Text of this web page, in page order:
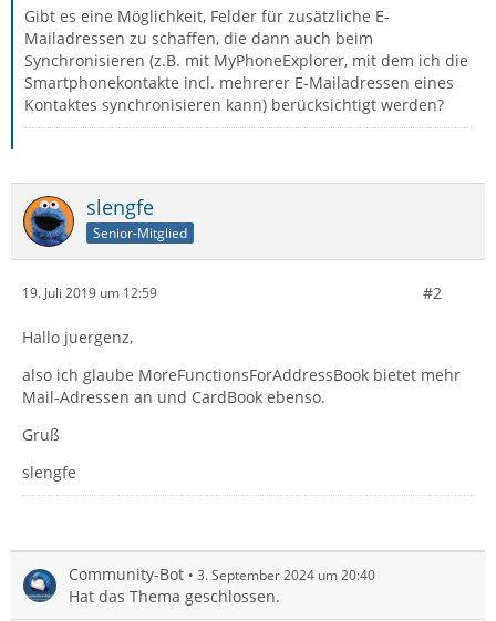
Gibt es eine Möglichkeit, Felder für zusätzliche E-
Mailadressen zu schaffen, die dann auch beim
Synchronisieren (z.B. mit MyPhoneExplorer, mit dem ich die
Smartphonekontakte incl. mehrerer E-Mailadressen eines
Kontaktes synchronisieren kann) berücksichtigt werden?
slengfe
Senior-Mitglied
19. Juli 2019 um 12:59 #2
Hallo juergenz,
also ich glaube MoreFunctionsForAddressBook bietet mehr
Mail-Adressen an und CardBook ebenso.
Gruß
slengfe
Community-Bot 3. September 2024 um 20:40
Hat das Thema geschlossen.